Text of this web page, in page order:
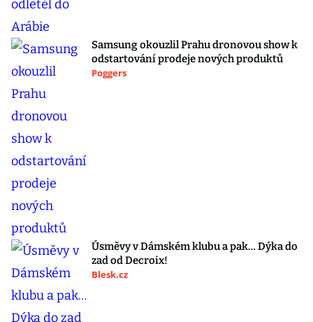
Samsung okouzlil Prahu dronovou show k
odstartování prodeje nových produktů
Poggers
Úsměvy v Dámském klubu a pak… Dýka do
zad od Decroix!
Blesk.cz